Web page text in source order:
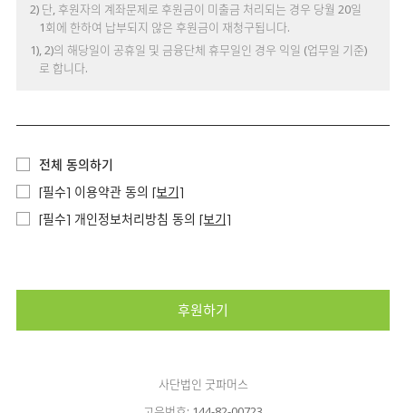
2) 단, 후원자의 계좌문제로 후원금이 미출금 처리되는 경우 당월 20일
1회에 한하여 납부되지 않은 후원금이 재청구됩니다.
1), 2)의 해당일이 공휴일 및 금융단체 휴무일인 경우 익일 (업무일 기준)
로 합니다.
전체 동의하기
[필수] 이용약관 동의 [보기]
[필수] 개인정보처리방침 동의 [보기]
후원하기
사단법인 굿파머스